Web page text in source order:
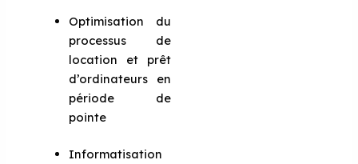
Optimisation du
processus de
location et prêt
d’ordinateurs en
période de
pointe
Informatisation